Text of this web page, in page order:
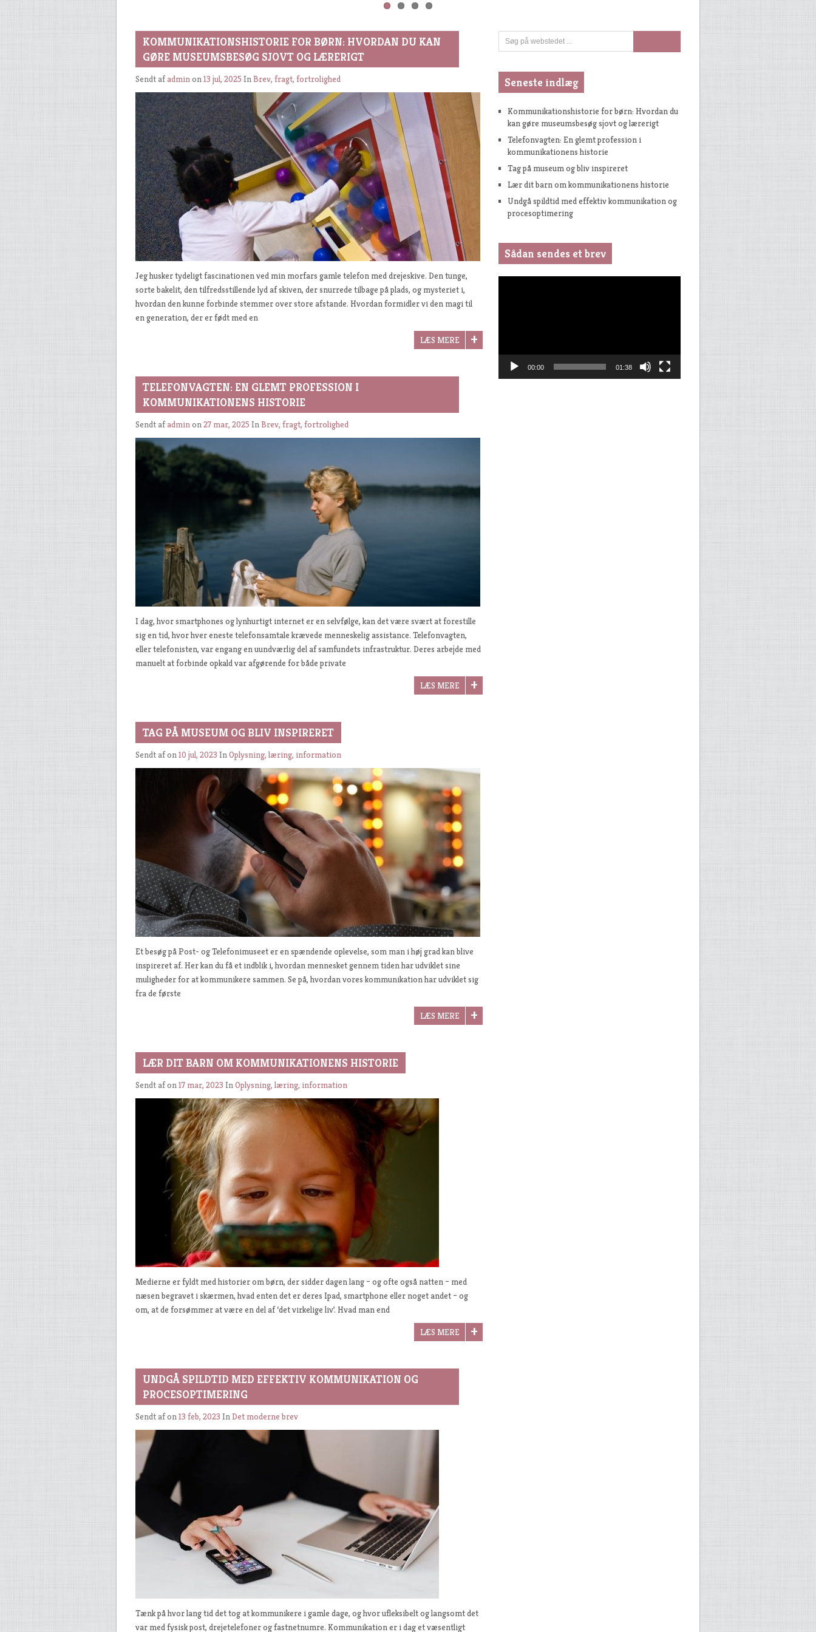
KOMMUNIKATIONSHISTORIE FOR BØRN: HVORDAN DU KAN
GØRE MUSEUMSBESØG SJOVT OG LÆRERIGT
Sendt afadminon13 jul, 2025 InBrev, fragt, fortrolighed
Jeg husker tydeligt fascinationen ved min morfars gamle telefon med drejeskive. Den tunge,
sorte bakelit, den tilfredsstillende lyd af skiven, der snurrede tilbage på plads, og mysteriet i,
hvordan den kunne forbinde stemmer over store afstande. Hvordan formidler vi den magi til
en generation, der er født med en
LÆS MERE
TELEFONVAGTEN: EN GLEMT PROFESSION I
KOMMUNIKATIONENS HISTORIE
Sendt afadminon27 mar, 2025 InBrev, fragt, fortrolighed
I dag, hvor smartphones og lynhurtigt internet er en selvfølge, kan det være svært at forestille
sig en tid, hvor hver eneste telefonsamtale krævede menneskelig assistance. Telefonvagten,
eller telefonisten, var engang en uundværlig del af samfundets infrastruktur. Deres arbejde med
manuelt at forbinde opkald var afgørende for både private
LÆS MERE
TAG PÅ MUSEUM OG BLIV INSPIRERET
Sendt afon10 jul, 2023 InOplysning, læring, information
Et besøg på Post- og Telefonimuseet er en spændende oplevelse, som man i høj grad kan blive
inspireret af. Her kan du få et indblik i, hvordan mennesket gennem tiden har udviklet sine
muligheder for at kommunikere sammen. Se på, hvordan vores kommunikation har udviklet sig
fra de første
LÆS MERE
LÆR DIT BARN OM KOMMUNIKATIONENS HISTORIE
Sendt afon17 mar, 2023 InOplysning, læring, information
Medierne er fyldt med historier om børn, der sidder dagen lang – og ofte også natten – med
næsen begravet i skærmen, hvad enten det er deres Ipad, smartphone eller noget andet – og
om, at de forsømmer at være en del af ‘det virkelige liv’. Hvad man end
LÆS MERE
UNDGÅ SPILDTID MED EFFEKTIV KOMMUNIKATION OG
PROCESOPTIMERING
Sendt afon13 feb, 2023 InDet moderne brev
Tænk på hvor lang tid det tog at kommunikere i gamle dage, og hvor ufleksibelt og langsomt det
var med fysisk post, drejetelefoner og fastnetnumre. Kommunikation er i dag et væsentligt
Seneste indlæg
Kommunikationshistorie for børn: Hvordan du
kan gøre museumsbesøg sjovt og lærerigt
Telefonvagten: En glemt profession i
kommunikationens historie
Tag på museum og bliv inspireret
Lær dit barn om kommunikationens historie
Undgå spildtid med effektiv kommunikation og
procesoptimering
Sådan sendes et brev
00:00 01:38